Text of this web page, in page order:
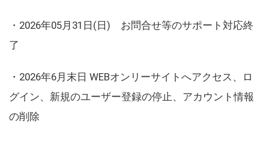
・2026年05月31日(日) お問合せ等のサポート対応終
了
・2026年6月末日 WEBオンリーサイトへアクセス、ロ
グイン、新規のユーザー登録の停止、アカウント情報
の削除